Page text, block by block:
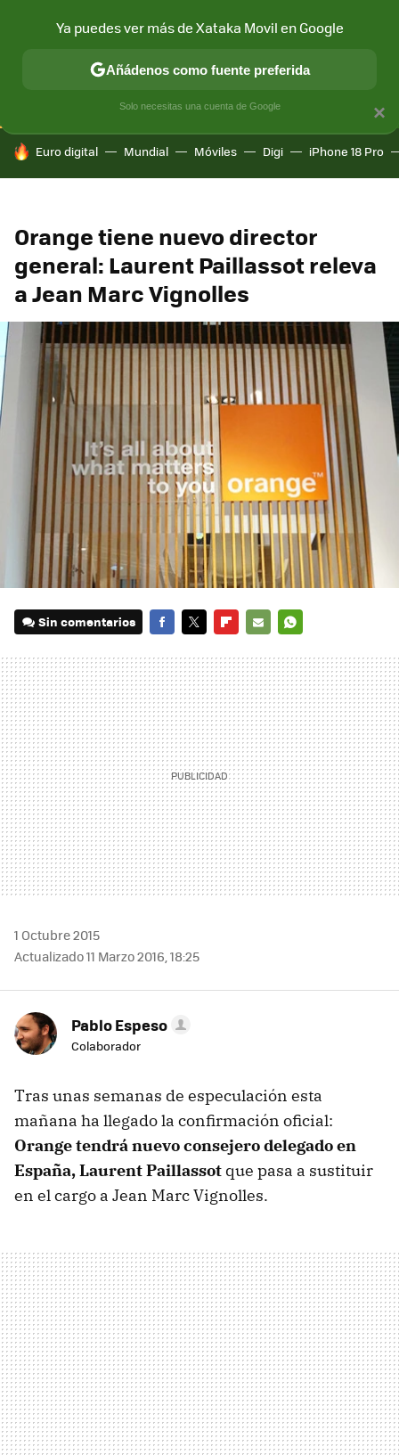
CONECTIVIDAD MÓVIL Y SOCIEDAD APLICACIONES
HOY SE HABLA DE
Euro digital Mundial Móviles Digi iPhone 18 Pro
Orange tiene nuevo director
general: Laurent Paillassot releva
a Jean Marc Vignolles
Sin comentarios
MAIL
1 Octubre 2015
Actualizado 11 Marzo 2016, 18:25
Pablo Espeso
Colaborador
Tras unas semanas de especulación esta
mañana ha llegado la confirmación oficial:
Orange tendrá nuevo consejero delegado en
España, Laurent Paillassot que pasa a sustituir
en el cargo a Jean Marc Vignolles.
×
Ya puedes ver más de Xataka Movil en Google
Añádenos como fuente preferida
Solo necesitas una cuenta de Google